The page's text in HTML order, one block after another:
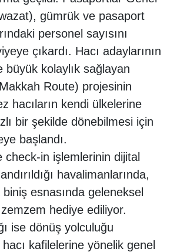
gümrük ve pasaport
personel sayısını
çıkardı. Hacı adaylarının
büyük kolaylık sağlayan
Route) projesinin
hacıların kendi ülkelerine
bir şekilde dönebilmesi için
başlandı.
check-in işlemlerinin dijital
havalimanlarında,
biniş esnasında geleneksel
hediye ediliyor.
ise dönüş yolculuğu
kafilelerine yönelik genel